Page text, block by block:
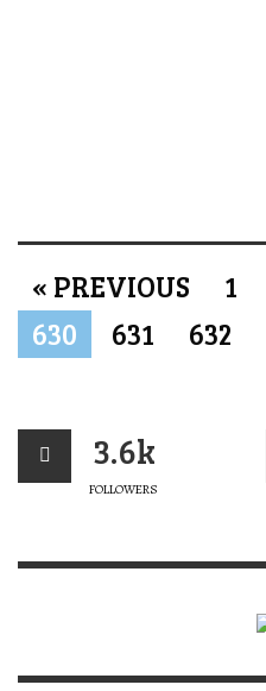
« PREVIOUS 1
630
631 632
3.6k
FOLLOWERS